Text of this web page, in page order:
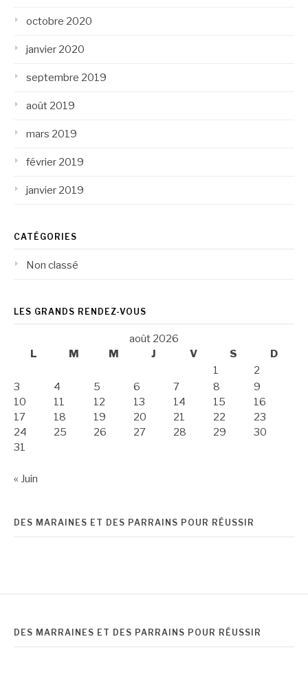
octobre 2020
janvier 2020
septembre 2019
août 2019
mars 2019
février 2019
janvier 2019
CATÉGORIES
Non classé
LES GRANDS RENDEZ-VOUS
août 2026
L
M M J V S
D
1
2
3
4 5 6 7 8
9
10
11 12 13 14 15
16
17
18 19 20 21 22
23
24
25 26 27 28 29
30
31
« Juin
DES MARAINES ET DES PARRAINS POUR RÉUSSIR
DES MARRAINES ET DES PARRAINS POUR RÉUSSIR